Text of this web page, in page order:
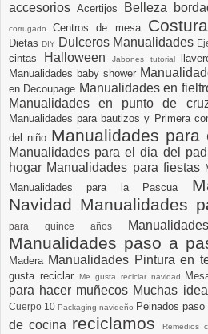
accesoriosAcertijos Belleza
corrugadoCentros de mesa Costura
DietasDIY Dulceros Manualidades
cintas
Halloween Jabones tutorial
Manualidades baby shower
en Decoupage Manualidades en
Manualidades en punto de
Manualidades para bautizos y Primera
del niño Manualidades
Manualidades para el dia del
hogar Manualidades para fiestas
Manualidades para la Pascua
Navidad Manualidades
para quince años
Manualidades paso a
Madera Manualidades Pintura en
gusta reciclar
Me gusta reciclar navidad
para hacer muñecos Muchas
Cuerpo 10 Packaging navideño Peinados paso
de cocina reciclamosRemedios